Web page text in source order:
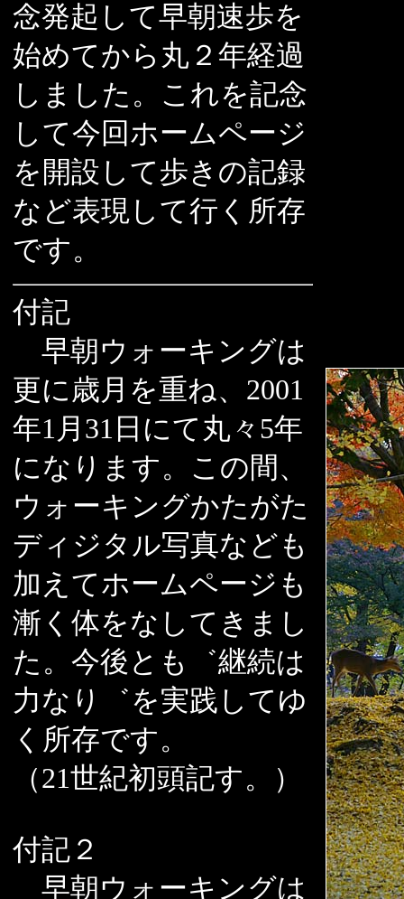
念発起して早朝速歩を
始めてから丸２年経過
しました。これを記念
して今回ホームページ
を開設して歩きの記録
など表現して行く所存
です。
付記
早朝ウォーキングは
更に歳月を重ね、2001
年1月31日にて丸々5年
になります。この間、
ウォーキングかたがた
ディジタル写真なども
加えてホームページも
漸く体をなしてきまし
た。今後とも゛継続は
力なり゛を実践してゆ
く所存です。
（21世紀初頭記す。）
付記２
早朝ウォーキングは